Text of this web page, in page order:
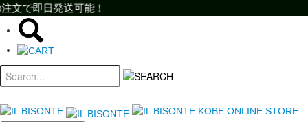
発送可能！
発送可能！